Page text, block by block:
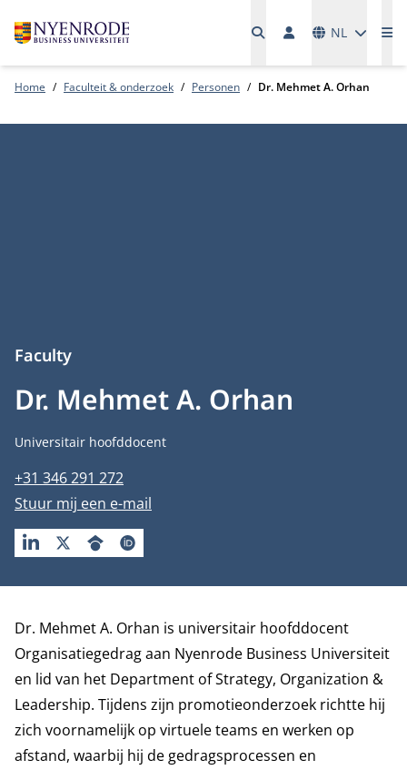
NL
Home Faculteit & onderzoek Personen Dr. Mehmet A. Orhan
Dr. Mehmet A. Orhan
Faculty
Functietitel
Universitair hoofddocent
Telefoonnummer
+31 346 291 272
E-mailadres
Stuur mij een e-mail
LINKEDIN
X GOOGLESCHOLAR
ORCID
Biografie
Dr. Mehmet A. Orhan is universitair hoofddocent
Organisatiegedrag aan Nyenrode Business Universiteit
en lid van het Department of Strategy, Organization &
Leadership. Tijdens zijn promotieonderzoek richtte hij
zich voornamelijk op virtuele teams en werken op
afstand, waarbij hij de gedragsprocessen en